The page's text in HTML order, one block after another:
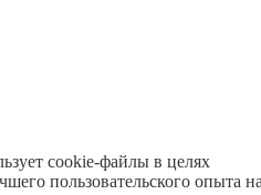
cookie-файлы в целях
пользовательского опыта